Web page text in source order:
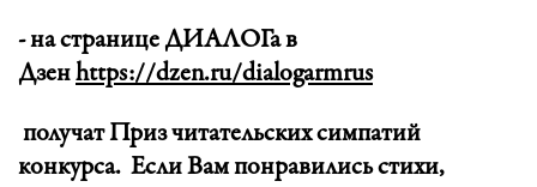
- на странице ДИАЛОГа в
Дзенhttps://dzen.ru/dialogarmrus
получат Приз читательских симпатий
конкурса. Если Вам понравились стихи,